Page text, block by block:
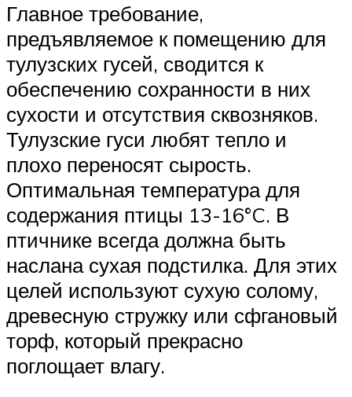
Главное требование,
предъявляемое к помещению для
тулузских гусей, сводится к
обеспечению сохранности в них
сухости и отсутствия сквозняков.
Тулузские гуси любят тепло и
плохо переносят сырость.
Оптимальная температура для
содержания птицы 13-16°C. В
птичнике всегда должна быть
наслана сухая подстилка. Для этих
целей используют сухую солому,
древесную стружку или сфгановый
торф, который прекрасно
поглощает влагу.